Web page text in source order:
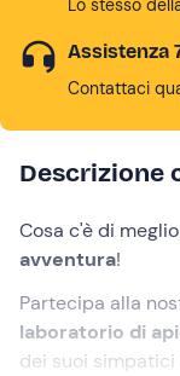
Lo stesso
Assistenza
Contattaci
Descrizione
Cosa c'è di
avventura!
Partecipa alla
laboratorio di
dei suoi